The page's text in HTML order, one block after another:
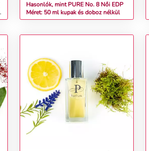
Hasonlók, mint PURE No. 8 Női EDP
Méret: 50 ml kupak és doboz nélkül